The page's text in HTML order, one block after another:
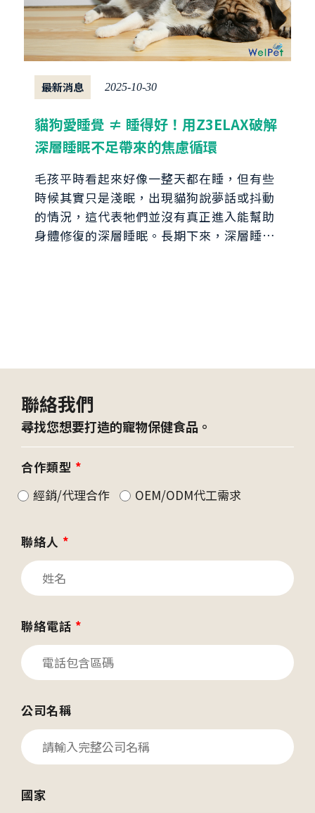
最新消息 2025-10-30
貓狗愛睡覺 ≠ 睡得好！用Z3ELAX破解
深層睡眠不足帶來的焦慮循環
毛孩平時看起來好像一整天都在睡，但有些
時候其實只是淺眠，出現貓狗說夢話或抖動
的情況，這代表牠們並沒有真正進入能幫助
身體修復的深層睡眠。長期下來，深層睡眠
聯絡我們
尋找您想要打造的寵物保健食品。
合作類型 *
經銷/代理合作
OEM/ODM代工需求
聯絡人 *
聯絡電話 *
公司名稱
國家